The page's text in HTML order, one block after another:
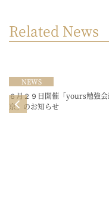
Related News
NEWS
６月２９日開催「yours勉強
京」のお知らせ